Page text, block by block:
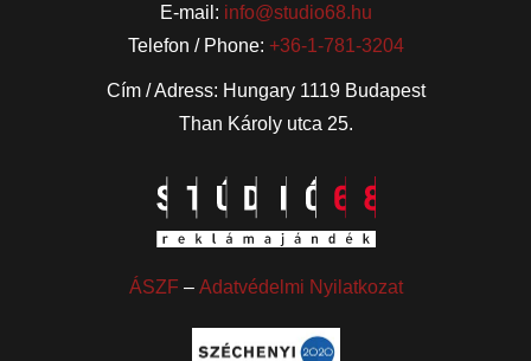
E-mail: info@studio68.hu
Telefon / Phone: +36-1-781-3204
Cím / Adress: Hungary 1119 Budapest
Than Károly utca 25.
ÁSZF – Adatvédelmi Nyilatkozat